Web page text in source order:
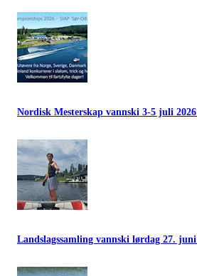
Nordisk Mesterskap vannski 3-5 juli 2026
Landslagssamling vannski lørdag 27. juni